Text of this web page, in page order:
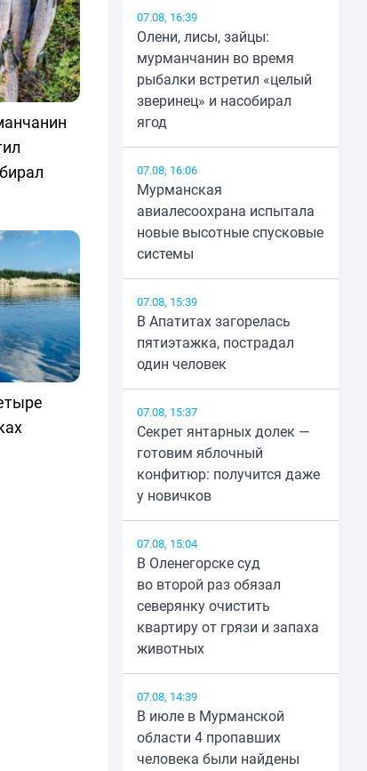
07.08, 16:39
Олени, лисы, зайцы:
мурманчанин во время
рыбалки встретил «целый
зверинец» и насобирал
ягод
07.08, 16:06
Мурманская
авиалесоохрана испытала
новые высотные спусковые
системы
07.08, 15:39
В Апатитах загорелась
пятиэтажка, пострадал
один человек
07.08, 15:37
Секрет янтарных долек —
готовим яблочный
конфитюр: получится даже
у новичков
07.08, 15:04
В Оленегорске суд
во второй раз обязал
северянку очистить
квартиру от грязи и запаха
животных
07.08, 14:39
В июле в Мурманской
области 4 пропавших
человека были найдены